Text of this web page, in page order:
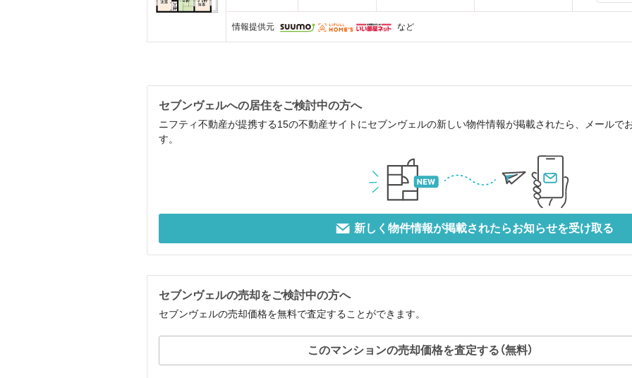
情報提供元 など
セブンヴェルへの居住をご検討中の方へ
ニフティ不動産が提携する15の不動産サイトにセブンヴェルの新しい物件情報が掲載されたら、メールで
す。
新しく物件情報が掲載されたらお知らせを受け取る
セブンヴェルの売却をご検討中の方へ
セブンヴェルの売却価格を無料で査定することができます。
このマンションの売却価格を査定する（無料）